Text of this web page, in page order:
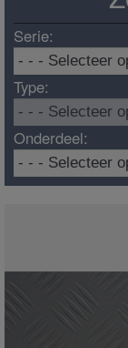
Serie:
Type:
Onderdeel: